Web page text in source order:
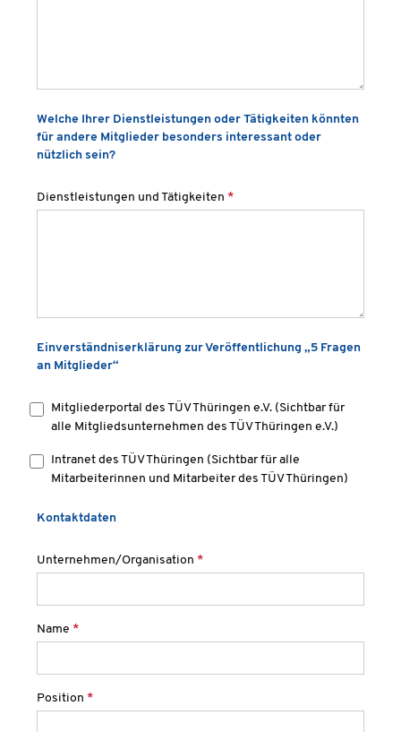
Welche Ihrer Dienstleistungen oder Tätigkeiten könnten
für andere Mitglieder besonders interessant oder
nützlich sein?
Dienstleistungen und Tätigkeiten *
Einverständniserklärung zur Veröffentlichung „5 Fragen
an Mitglieder“
Mitgliederportal des TÜV Thüringen e.V. (Sichtbar für
alle Mitgliedsunternehmen des TÜV Thüringen e.V.)
Intranet des TÜV Thüringen (Sichtbar für alle
Mitarbeiterinnen und Mitarbeiter des TÜV Thüringen)
Kontaktdaten
Unternehmen/Organisation *
Name *
Position *